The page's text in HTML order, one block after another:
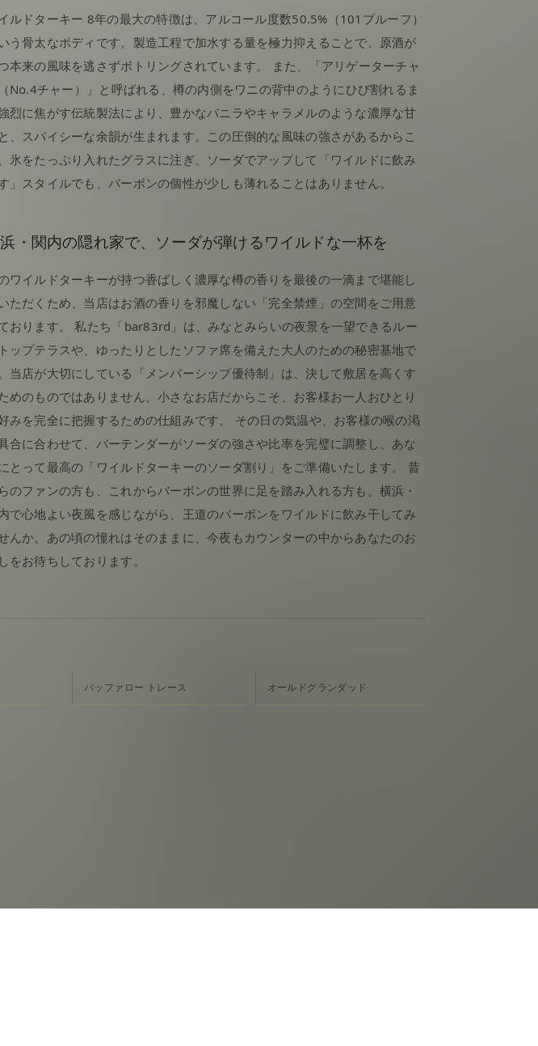
ルドターキー 8年の最大の特徴は、アルコール度数50.5%（101プルーフ）
う骨太なボディです。製造工程で加水する量を極力抑えることで、原酒が
本来の風味を逃さずボトリングされています。 また、「アリゲーターチャ
No.4チャー）」と呼ばれる、樽の内側をワニの背中のようにひび割れるま
烈に焦がす伝統製法により、豊かなバニラやキャラメルのような濃厚な甘
、スパイシーな余韻が生まれます。この圧倒的な風味の強さがあるからこ
氷をたっぷり入れたグラスに注ぎ、ソーダでアップして「ワイルドに飲み
」スタイルでも、バーボンの個性が少しも薄れることはありません。
・関内の隠れ家で、ソーダが弾けるワイルドな一杯を
ワイルドターキーが持つ香ばしく濃厚な樽の香りを最後の一滴まで堪能し
ただくため、当店はお酒の香りを邪魔しない「完全禁煙」の空間をご用意
おります。 私たち「bar83rd」は、みなとみらいの夜景を一望できるルー
ップテラスや、ゆったりとしたソファ席を備えた大人のための秘密基地で
当店が大切にしている「メンバーシップ優待制」は、決して敷居を高くす
めのものではありません。小さなお店だからこそ、お客様お一人おひとり
みを完全に把握するための仕組みです。 その日の気温や、お客様の喉の渇
合に合わせて、バーテンダーがソーダの強さや比率を完璧に調整し、あな
とって最高の「ワイルドターキーのソーダ割り」をご準備いたします。 昔
のファンの方も、これからバーボンの世界に足を踏み入れる方も。横浜・
で心地よい夜風を感じながら、王道のバーボンをワイルドに飲み干してみ
んか。あの頃の憧れはそのままに、今夜もカウンターの中からあなたのお
をお待ちしております。
バッファロー トレース オールドグランダッド